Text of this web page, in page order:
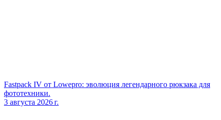
Fastpack IV от Lowepro: эволюция легендарного рюкзака для
фототехники.
3 августа 2026 г.